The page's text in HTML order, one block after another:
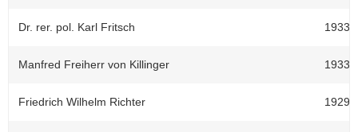
Dr. rer. pol. Karl Fritsch 1933-
Manfred Freiherr von Killinger 1933
Friedrich Wilhelm Richter 1929-